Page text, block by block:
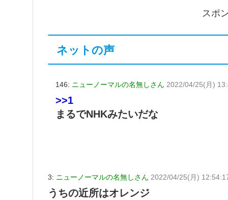
スポ
ネットの声
146: ニューノーマルの名無しさん 2022/04/25(月)
>>1
まるでNHKみたいだな
3: ニューノーマルの名無しさん 2022/04/25(月)
うちの近所はオレンジ